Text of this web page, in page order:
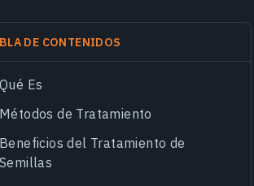
DE CONTENIDOS
Qué Es
Métodos de Tratamiento
Beneficios del Tratamiento de
Semillas